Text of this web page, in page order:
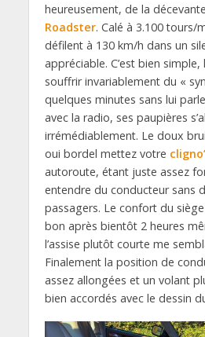
heureusement, de la
Roadster. Calé à 3.100 tours/
défilent à 130 km/h dans un
appréciable. C’est bien
souffrir invariablement du «
quelques minutes sans lui
avec la radio, ses paupières
irrémédiablement. Le doux
oui bordel mettez votre cligno’
autoroute, étant juste assez
entendre du conducteur sans
passagers. Le confort du
bon après bientôt 2 heures
l’assise plutôt courte me
Finalement la position de
assez allongées et un volant
bien accordés avec le dessin